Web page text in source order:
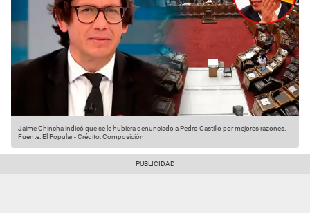
Jaime Chincha indicó que se le hubiera denunciado a Pedro Castillo por mejores razones.
Fuente: El Popular-Crédito: Composición